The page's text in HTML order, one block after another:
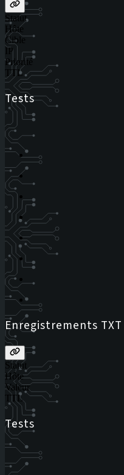
Statut
Hôte
Cible
IP
Priorité
TTL
Tests
Enregistrements TXT
Statut
Hôte
Valeur
TTL
Tests